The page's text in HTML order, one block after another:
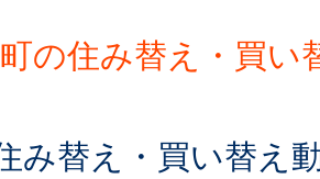
の住み替え・買い
み替え・買い替え